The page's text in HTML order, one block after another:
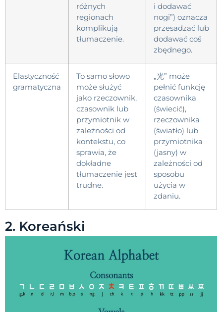
różnych
regionach
komplikują
tłumaczenie.
i dodawać
nogi”) oznacza
przesadzać lub
dodawać coś
zbędnego.
Elastyczność
gramatyczna
To samo słowo
może służyć
jako rzeczownik,
czasownik lub
przymiotnik w
zależności od
kontekstu, co
sprawia, że
dokładne
tłumaczenie jest
trudne.
„光” może
pełnić funkcję
czasownika
(świecić),
rzeczownika
(światło) lub
przymiotnika
(jasny) w
zależności od
sposobu
użycia w
zdaniu.
2. Koreański